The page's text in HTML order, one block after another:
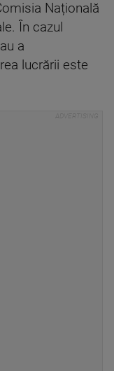
Națională
În cazul
a
lucrării este